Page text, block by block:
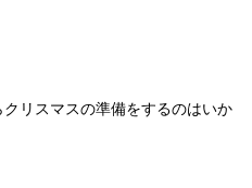
リスマスの準備をするのはいか